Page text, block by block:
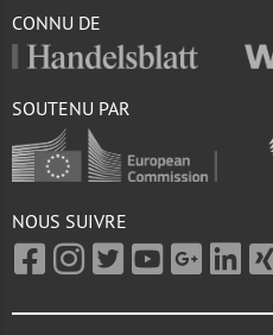
CONNU DE
SOUTENU PAR
NOUS SUIVRE